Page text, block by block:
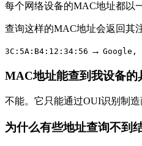
每个网络设备的MAC地址都以
查询这样的MAC地址会返回其
3C:5A:B4:12:34:56 → Google,
MAC地址能查到我设备的
不能。它只能通过OUI识别制
为什么有些地址查询不到